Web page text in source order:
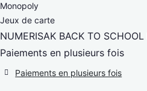
Monopoly
Jeux de carte
NUMERISAK BACK TO SCHOOL
Paiements en plusieurs fois
Paiements en plusieurs fois